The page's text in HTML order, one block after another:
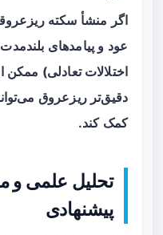
اگر منشأ سکته
عود و پیامدهای
اختلالات تعادلی)
دقیق‌تر ریزعروق
کمک کند.
تحلیل علمی و
پیشنهادی